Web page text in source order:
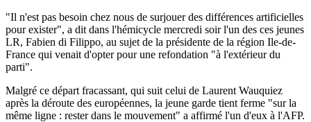
"Il n'est pas besoin chez nous de surjouer des différences artificielles
pour exister", a dit dans l'hémicycle mercredi soir l'un des ces jeunes
LR, Fabien di Filippo, au sujet de la présidente de la région Ile-de-
France qui venait d'opter pour une refondation "à l'extérieur du
parti".
Malgré ce départ fracassant, qui suit celui de Laurent Wauquiez
après la déroute des européennes, la jeune garde tient ferme "sur la
même ligne : rester dans le mouvement" a affirmé l'un d'eux à l'AFP.